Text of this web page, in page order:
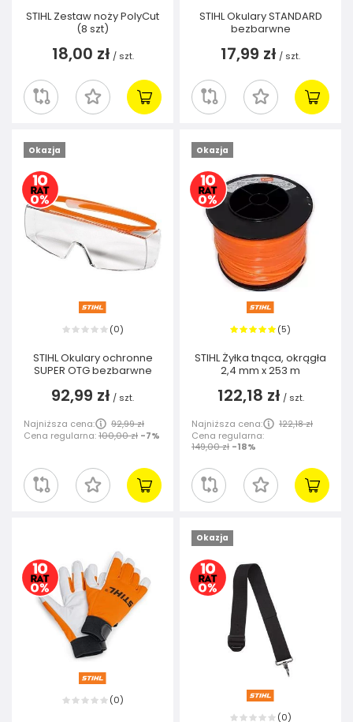
STIHL Zestaw noży PolyCut
(8 szt)
18,00 zł / szt.
STIHL Okulary STANDARD
bezbarwne
17,99 zł / szt.
Okazja
(0)
STIHL Okulary ochronne
SUPER OTG bezbarwne
92,99 zł / szt.
Najniższa cena:
92,99 zł
Cena regularna:100,00 zł -7%
Okazja
(5)
STIHL Żyłka tnąca, okrągła
2,4 mm x 253 m
122,18 zł / szt.
Najniższa cena:
122,18 zł
Cena regularna:
149,00 zł -18%
(0)
Okazja
(0)